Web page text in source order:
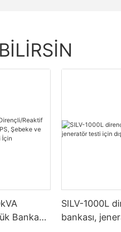
Bankası,
SILV-1000L
bankası,